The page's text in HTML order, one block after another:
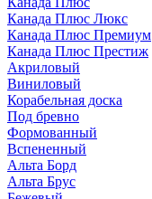
Канада Плюс Люкс
Канада Плюс Премиум
Канада Плюс Престиж
Акриловый
Виниловый
Корабельная доска
Под бревно
Формованный
Вспененный
Альта Борд
Альта Брус